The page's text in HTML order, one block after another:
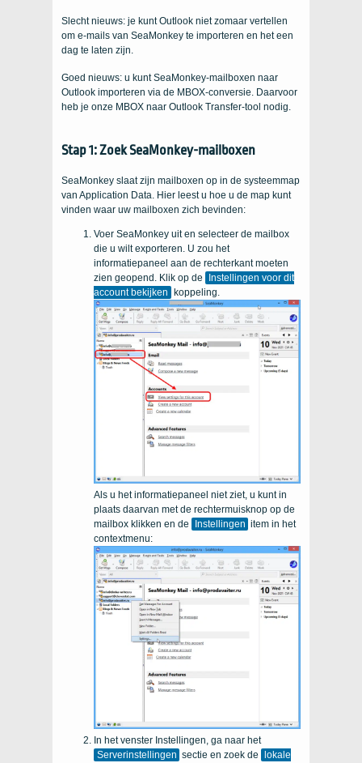
Slecht nieuws: je kunt Outlook niet zomaar vertellen
om e-mails van SeaMonkey te importeren en het een
dag te laten zijn.
Goed nieuws: u kunt SeaMonkey-mailboxen naar
Outlook importeren via de MBOX-conversie. Daarvoor
heb je onze MBOX naar Outlook Transfer-tool nodig.
Stap 1: Zoek SeaMonkey-mailboxen
SeaMonkey slaat zijn mailboxen op in de systeemmap
van Application Data. Hier leest u hoe u de map kunt
vinden waar uw mailboxen zich bevinden:
Voer SeaMonkey uit en selecteer de mailbox
die u wilt exporteren. U zou het
informatiepaneel aan de rechterkant moeten
zien geopend. Klik op de
Instellingen voor dit
account bekijken
koppeling.
Als u het informatiepaneel niet ziet, u kunt in
plaats daarvan met de rechtermuisknop op de
mailbox klikken en de
Instellingen item in het
contextmenu:
In het venster Instellingen, ga naar het
Serverinstellingen sectie en zoek de
lokale